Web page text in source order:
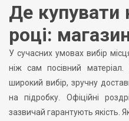
Де купувати
році:
У сучасних умовах вибір
ніж сам посівний матеріал.
широкий вибір, зручну
на підробку. Офіційні
зазвичай гарантують якість.